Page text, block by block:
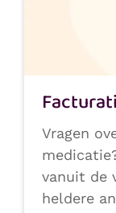
Vragen
vanuit de
heldere